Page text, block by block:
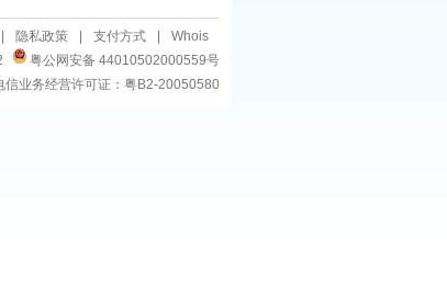
隐私政策 支付方式
Whois
粤公网安备 44010502000559号
信业务经营许可证：粤B2-20050580